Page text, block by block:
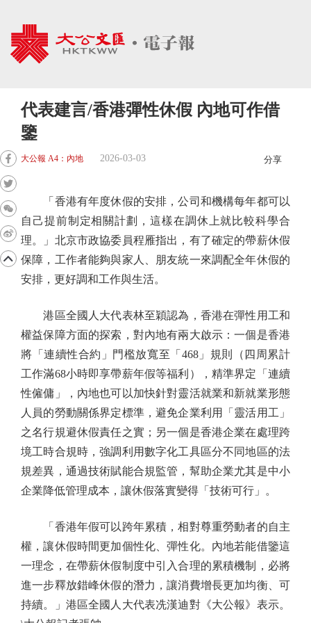
代表建言/香港彈性休假 內地可作借
鑒
大公報 A4：內地 2026-03-03 分享
「香港有年度休假的安排，公司和機構每年都可以
自己提前制定相關計劃，這樣在調休上就比較科學合
理。」北京市政協委員程雁指出，有了確定的帶薪休假
保障，工作者能夠與家人、朋友統一來調配全年休假的
安排，更好調和工作與生活。
港區全國人大代表林至穎認為，香港在彈性用工和
權益保障方面的探索，對內地有兩大啟示：一個是香港
將「連續性合約」門檻放寬至「468」規則（四周累計
工作滿68小時即享帶薪年假等福利），精準界定「連續
性僱傭」，內地也可以加快針對靈活就業和新就業形態
人員的勞動關係界定標準，避免企業利用「靈活用工」
之名行規避休假責任之實；另一個是香港企業在處理跨
境工時合規時，強調利用數字化工具區分不同地區的法
規差異，通過技術賦能合規監管，幫助企業尤其是中小
企業降低管理成本，讓休假落實變得「技術可行」。
「香港年假可以跨年累積，相對尊重勞動者的自主
權，讓休假時間更加個性化、彈性化。內地若能借鑒這
一理念，在帶薪休假制度中引入合理的累積機制，必將
進一步釋放錯峰休假的潛力，讓消費增長更加均衡、可
持續。」港區全國人大代表冼漢迪對《大公報》表示。